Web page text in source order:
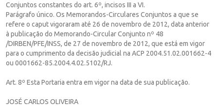
Conjuntos constantes do art. 6º, incisos III a VI.
Parágrafo único. Os Memorandos-Circulares Conjuntos a que se
refere o caput vigoraram até 26 de novembro de 2012, data anterior
à publicação do Memorando-Circular Conjunto nº 48
/DIRBEN/PFE/INSS, de 27 de novembro de 2012, que está em vigor
para o cumprimento da decisão judicial na ACP 2004.51.02.001662-4
ou 0001662-85.2004.4.02.5102/RJ.
Art. 8º Esta Portaria entra em vigor na data de sua publicação.
JOSÉ CARLOS OLIVEIRA